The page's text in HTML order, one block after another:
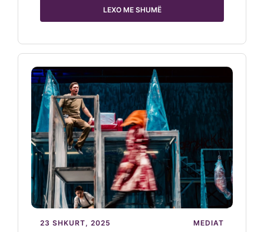
LEXO ME SHUMË
23 SHKURT, 2025 MEDIAT